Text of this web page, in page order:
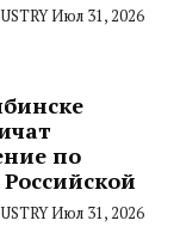
Июл 31, 2026
по
Июл 31, 2026